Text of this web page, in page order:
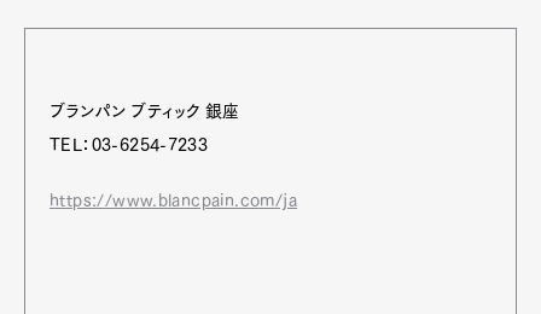
ブランパン ブティック 銀座
TEL：03-6254-7233
https://www.blancpain.com/ja